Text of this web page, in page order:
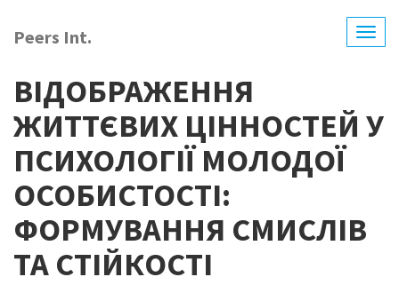
main
Peers Int.
ВІДОБРАЖЕННЯ
ЖИТТЄВИХ ЦІННОСТЕЙ У
ПСИХОЛОГІЇ МОЛОДОЇ
ОСОБИСТОСТІ:
ФОРМУВАННЯ СМИСЛІВ
ТА СТІЙКОСТІ